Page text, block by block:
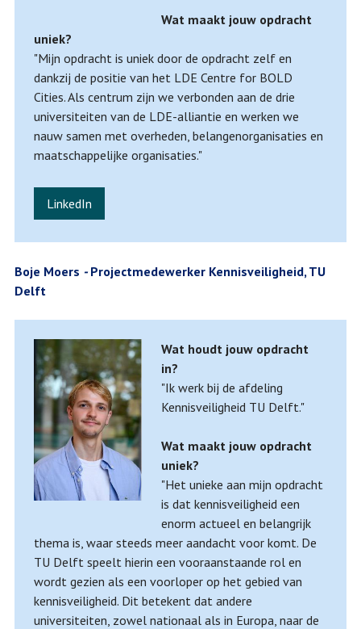
Wat maakt jouw opdracht
uniek?
"Mijn opdracht is uniek door de opdracht zelf en
dankzij de positie van het LDE Centre for BOLD
Cities. Als centrum zijn we verbonden aan de drie
universiteiten van de LDE-alliantie en werken we
nauw samen met overheden, belangenorganisaties en
maatschappelijke organisaties."
LinkedIn
Boje Moers -Projectmedewerker Kennisveiligheid, TU
Delft
Wat houdt jouw opdracht
in?
"Ik werk bij de afdeling
Kennisveiligheid TU Delft."
Wat maakt jouw opdracht
uniek?
"Het unieke aan mijn opdracht
is dat kennisveiligheid een
enorm actueel en belangrijk
thema is, waar steeds meer aandacht voor komt. De
TU Delft speelt hierin een vooraanstaande rol en
wordt gezien als een voorloper op het gebied van
kennisveiligheid. Dit betekent dat andere
universiteiten, zowel nationaal als in Europa, naar de